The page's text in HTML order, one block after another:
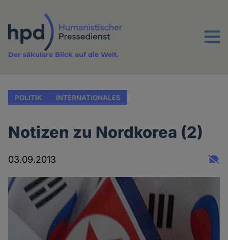
Inhalt
Menu
Der säkulare Blick auf die Welt.
POLITIK INTERNATIONALES
Notizen zu Nordkorea (2)
03.09.2013